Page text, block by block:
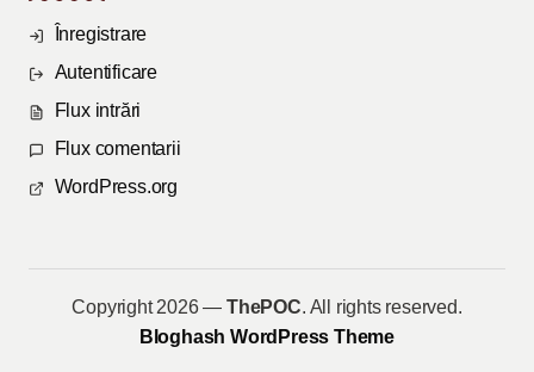
Înregistrare
Autentificare
Flux intrări
Flux comentarii
WordPress.org
Copyright 2026 —ThePOC. All rights reserved.
Bloghash WordPress Theme